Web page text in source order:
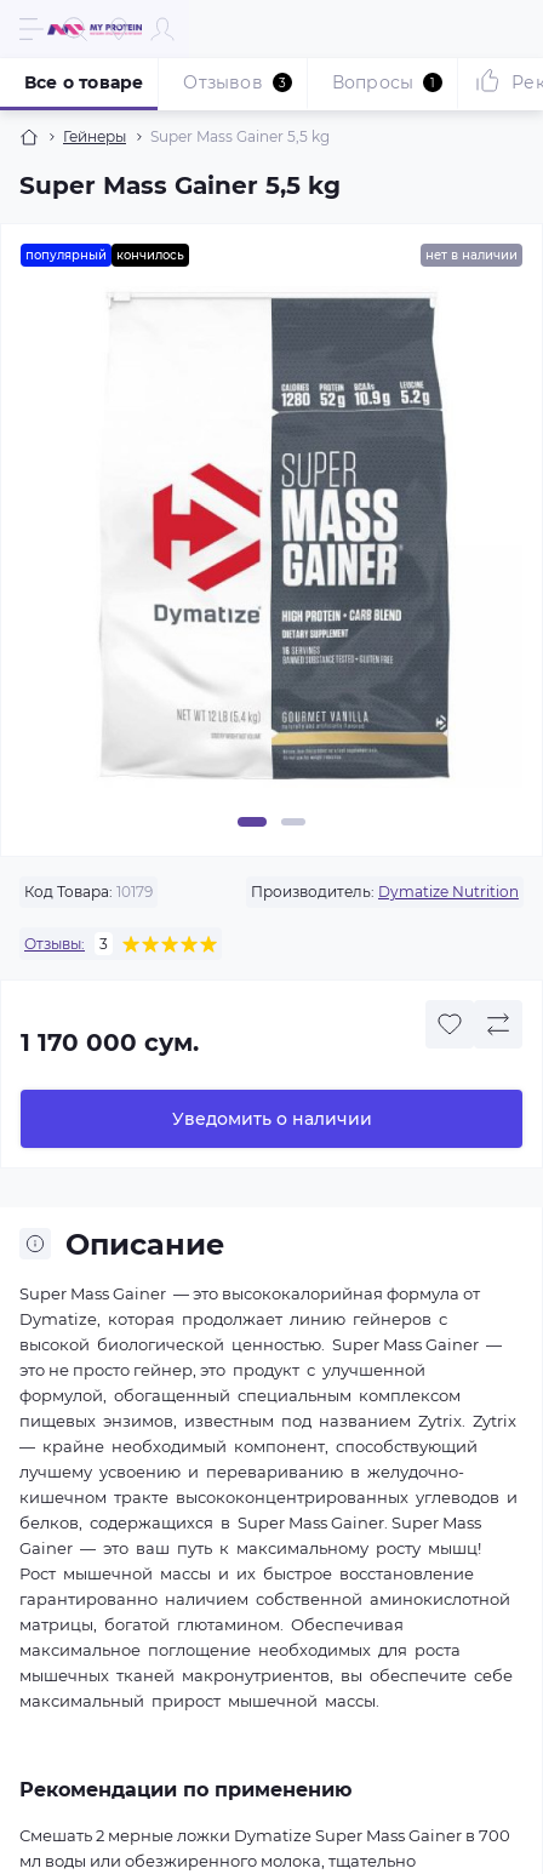
Гейнеры Super Mass Gainer 5,5 kg
Super Mass Gainer 5,5 kg
Все о товаре Отзывов 3 Вопросы 1
популярный кончилось нет в наличии
Код Товара: 10179 Производитель: Dymatize Nutrition
Отзывы: 3
1 170 000 сум.
Уведомить о наличии
Описание
Super Mass Gainer — это высококалорийная формула от
Dymatize, которая продолжает линию гейнеров с
высокой биологической ценностью. Super Mass Gainer —
это не просто гейнер, это продукт с улучшенной
формулой, обогащенный специальным комплексом
пищевых энзимов, известным под названием Zytrix. Zytrix
— крайне необходимый компонент, способствующий
лучшему усвоению и перевариванию в желудочно-
кишечном тракте высококонцентрированных углеводов и
белков, содержащихся в Super Mass Gainer. Super Mass
Gainer — это ваш путь к максимальному росту мышц!
Рост мышечной массы и их быстрое восстановление
гарантированно наличием собственной аминокислотной
матрицы, богатой глютамином. Обеспечивая
максимальное поглощение необходимых для роста
мышечных тканей макронутриентов, вы обеспечите себе
максимальный прирост мышечной массы.
Рекомендации по применению
Смешать 2 мерные ложки Dymatize Super Mass Gainer в 700
мл воды или обезжиренного молока, тщательно